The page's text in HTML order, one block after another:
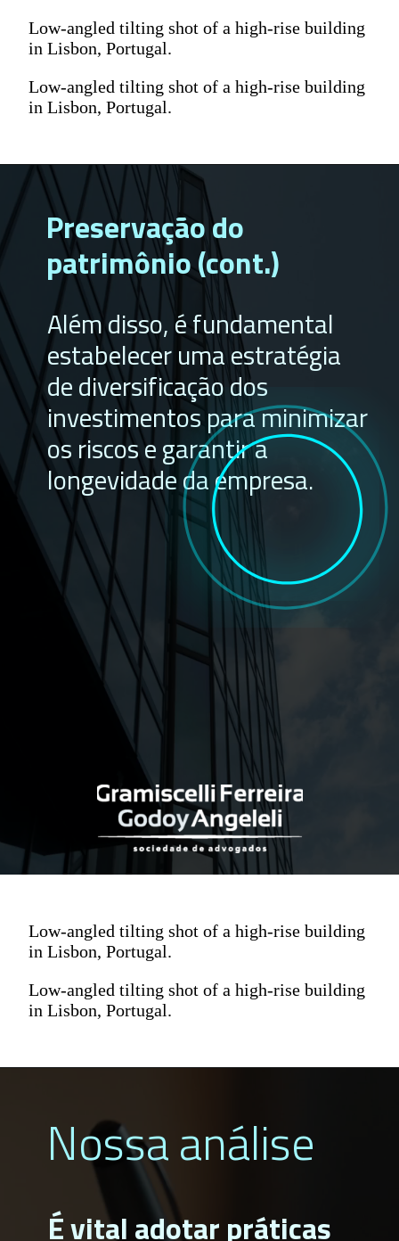
Low-angled tilting shot of a high-rise building
in Lisbon, Portugal.
Low-angled tilting shot of a high-rise building
in Lisbon, Portugal.
Preservação do
patrimônio (cont.)
Além disso, é fundamental
estabelecer uma estratégia
de diversificação dos
investimentos para minimizar
os riscos e garantir a
longevidade da empresa.
Low-angled tilting shot of a high-rise building
in Lisbon, Portugal.
Low-angled tilting shot of a high-rise building
in Lisbon, Portugal.
Nossa análise
É vital adotar práticas